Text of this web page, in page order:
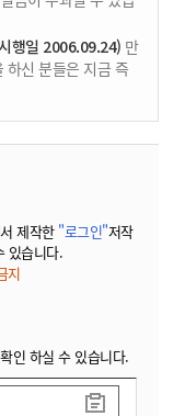
행일 2006.09.24) 만
하신 분들은 지금 즉
제작한 "로그인"저작
있습니다.
지
인 하실 수 있습니다.